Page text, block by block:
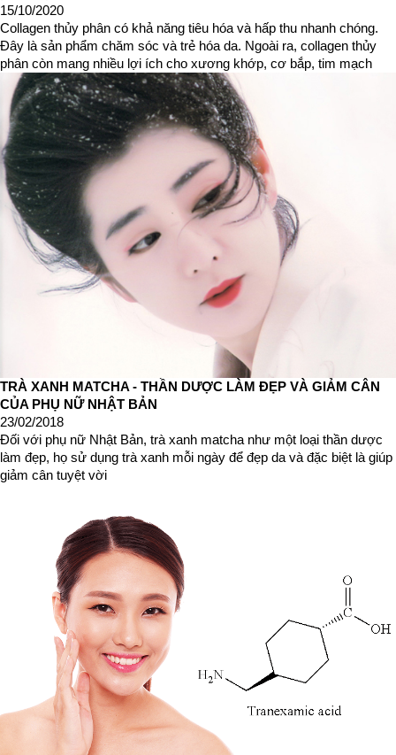
15/10/2020
Collagen thủy phân có khả năng tiêu hóa và hấp thu nhanh chóng.
Đây là sản phẩm chăm sóc và trẻ hóa da. Ngoài ra, collagen thủy
phân còn mang nhiều lợi ích cho xương khớp, cơ bắp, tim mạch
TRÀ XANH MATCHA - THẦN DƯỢC LÀM ĐẸP VÀ GIẢM CÂN
CỦA PHỤ NỮ NHẬT BẢN
23/02/2018
Đối với phụ nữ Nhật Bản, trà xanh matcha như một loại thần dược
làm đẹp, họ sử dụng trà xanh mỗi ngày để đẹp da và đặc biệt là giúp
giảm cân tuyệt vời